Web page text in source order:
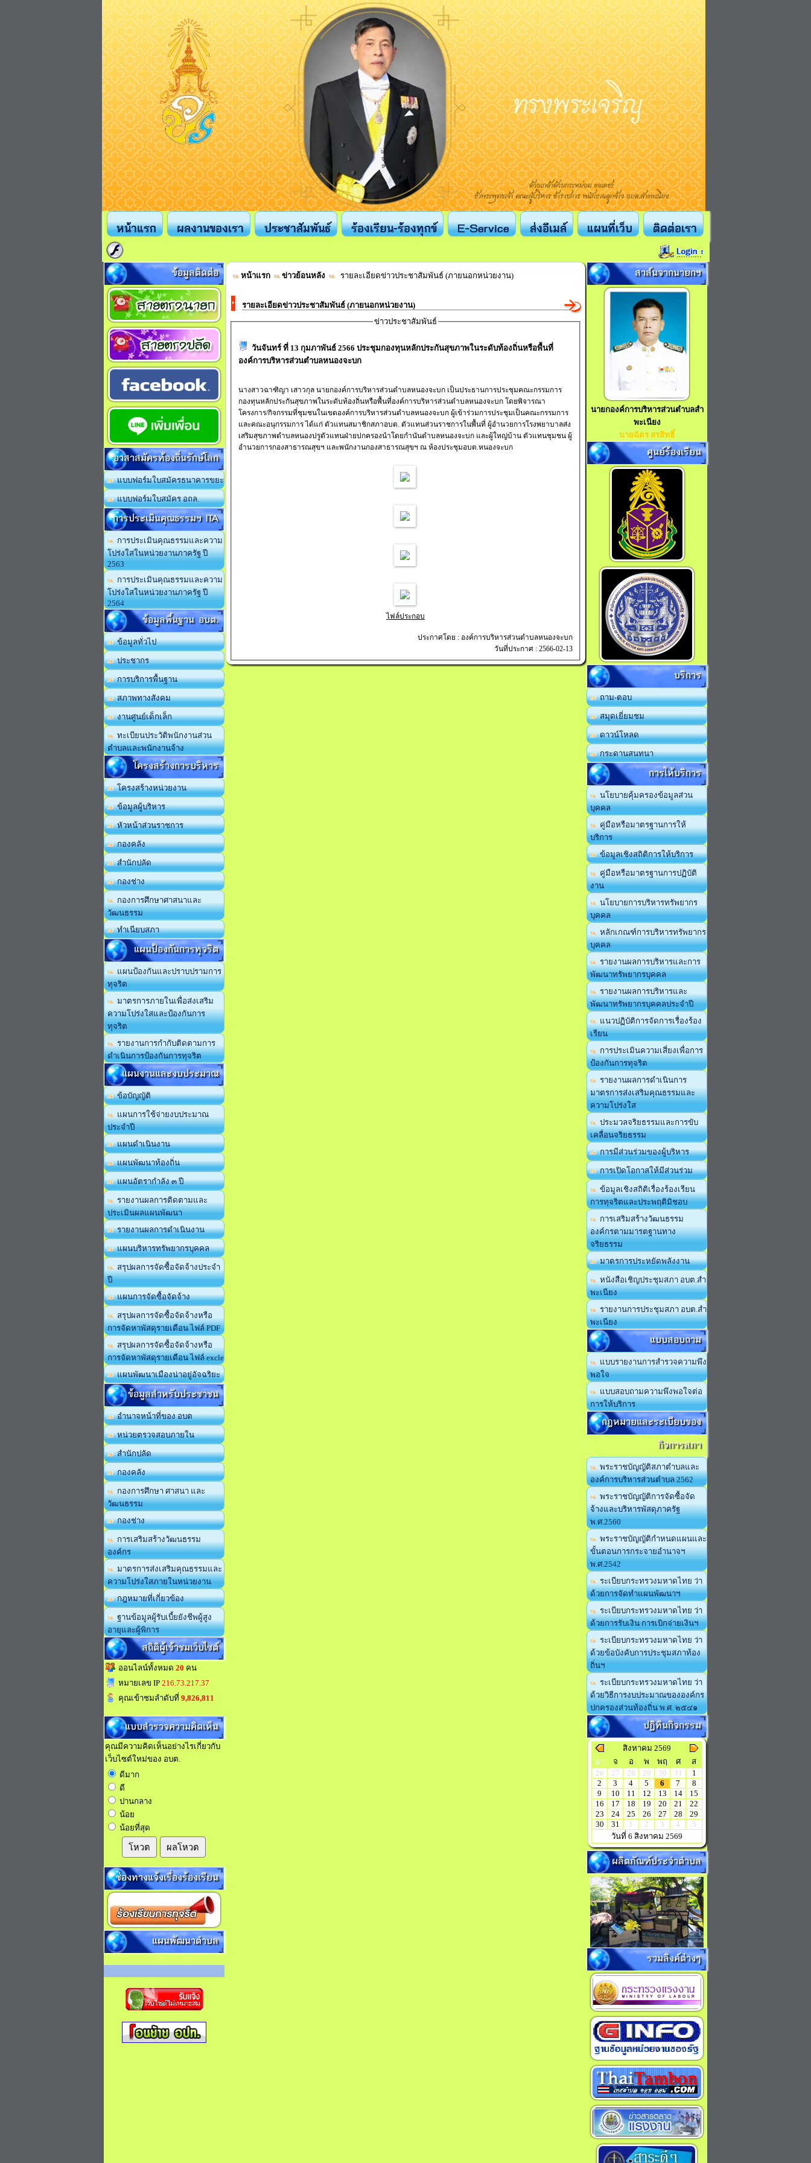
หน้าแรก ผลงานของเรา ประชาสัมพันธ์ ร้องเรียน-ร้องทุกข์ E-Service ส่งอีเมล์ แผนที่เว็บ ติดต่อเรา
ข้อมูลติดต่อ
อาสาสมัครท้องถิ่นรักษ์โลก
แบบฟอร์มใบสมัครธนาคารขยะ
แบบฟอร์มใบสมัคร อถล.
การประเมินคุณธรรมฯ ITA
การประเมินคุณธรรมและความ
โปร่งใสในหน่วยงานภาครัฐ ปี
2563
การประเมินคุณธรรมและความ
โปร่งใสในหน่วยงานภาครัฐ ปี
2564
ข้อมูลพื้นฐาน อบต.
ข้อมูลทั่วไป
ประชากร
การบริการพื้นฐาน
สภาพทางสังคม
งานศูนย์เด็กเล็ก
ทะเบียนประวัติพนักงานส่วน
ตำบลและพนักงานจ้าง
โครงสร้างการบริหาร
โครงสร้างหน่วยงาน
ข้อมูลผู้บริหาร
หัวหน้าส่วนราชการ
กองคลัง
สำนักปลัด
กองช่าง
กองการศึกษาศาสนาและ
วัฒนธรรม
ทำเนียบสภา
แผนป้องกันการทุจริต
แผนป้องกันและปราบปรามการ
ทุจริต
มาตรการภายในเพื่อส่งเสริม
ความโปร่งใสและป้องกันการ
ทุจริต
รายงานการกำกับติดตามการ
ดำเนินการป้องกันการทุจริต
แผนงานและงบประมาณ
ข้อบัญญัติ
แผนการใช้จ่ายงบประมาณ
ประจำปี
แผนดำเนินงาน
แผนพัฒนาท้องถิ่น
แผนอัตรากำลัง ๓ ปี
รายงานผลการติดตามและ
ประเมินผลแผนพัฒนา
รายงานผลการดำเนินงาน
แผนบริหารทรัพยากรบุคคล
สรุปผลการจัดซื้อจัดจ้างประจำ
ปี
แผนการจัดซื้อจัดจ้าง
สรุปผลการจัดซื้อจัดจ้างหรือ
การจัดหาพัสดุรายเดือน ไฟล์ PDF
สรุปผลการจัดซื้อจัดจ้างหรือ
การจัดหาพัสดุรายเดือน ไฟล์ excle
แผนพัฒนาเมืองน่าอยู่อัจฉริยะ
ข้อมูลสำหรับประชาชน
อำนาจหน้าที่ของ อบต
หน่วยตรวจสอบภายใน
สำนักปลัด
กองคลัง
กองการศึกษา ศาสนา และ
วัฒนธรรม
กองช่าง
การเสริมสร้างวัฒนธรรม
องค์กร
มาตรการส่งเสริมคุณธรรมและ
ความโปร่งใสภายในหน่วยงาน
กฎหมายที่เกี่ยวข้อง
ฐานข้อมูลผู้รับเบี้ยยังชีพผู้สูง
อายุและผู้พิการ
สถิติผู้เข้าชมเว็บไซต์
ออนไลน์ทั้งหมด 20 คน
หมายเลข IP 216.73.217.37
คุณเข้าชมลำดับที่ 9,826,811
แบบสำรวจความคิดเห็น
คุณมีความคิดเห็นอย่างไรเกี่ยวกับ
เว็บไซต์ใหม่ของ อบต.
ดีมาก
ดี
ปานกลาง
น้อย
น้อยที่สุด
โหวต ผลโหวต
ช่องทางแจ้งเรื่องร้องเรียน
แผนพัฒนาตำบล
หน้าแรก ข่าวย้อนหลัง รายละเอียดข่าวประชาสัมพันธ์ (ภายนอกหน่วยงาน)
รายละเอียดข่าวประชาสัมพันธ์ (ภายนอกหน่วยงาน)
ข่าวประชาสัมพันธ์
วันจันทร์ ที่ 13 กุมภาพันธ์ 2566 ประชุมกองทุนหลักประกันสุขภาพในระดับท้องถิ่นหรือพื้นที่
องค์การบริหารส่วนตำบลหนองจะบก
นางสาวฉาฑิญา เสาวกุล นายกองค์การบริหารส่วนตำบลหนองจะบก เป็นประธานการประชุมคณะกรรมการ
กองทุนหลักประกันสุขภาพในระดับท้องถิ่นหรือพื้นที่องค์การบริหารส่วนตำบลหนองจะบก โดยพิจารณา
โครงการ/กิจกรรมที่ชุมชนในเขตองค์การบริหารส่วนตำบลหนองจะบก ผู้เข้าร่วมการประชุมเป็นคณะกรรมการ
และคณะอนุกรรมการ ได้แก่ ตัวแทนสมาชิกสภาอบต. ตัวแทนส่วนราชการในพื้นที่ ผู้อำนวยการโรงพยาบาลส่ง
เสริมสุขภาพตำบลหนองปรูตัวแทนฝ่ายปกครองนำโดยกำนันตำบลหนองจะบก และผู้ใหญ่บ้าน ตัวแทนชุมชน ผู้
อำนวยการกองสาธารณสุขฯ และพนักงานกองสาธารณสุขฯ ณ ห้องประชุมอบต.หนองจะบก
ไฟล์ประกอบ
ประกาศโดย : องค์การบริหารส่วนตำบลหนองจะบก
วันที่ประกาศ : 2566-02-13
สาส์นจากนายกฯ
นายกองค์การบริหารส่วนตำบลสำ
พะเนียง
นายฉัตร สรสิทธิ์
ศูนย์ร้องเรียน
บริการ
ถาม-ตอบ
สมุดเยี่ยมชม
ดาวน์โหลด
กระดานสนทนา
การให้บริการ
นโยบายคุ้มครองข้อมูลส่วน
บุคคล
คู่มือหรือมาตรฐานการให้
บริการ
ข้อมูลเชิงสถิติการให้บริการ
คู่มือหรือมาตรฐานการปฏิบัติ
งาน
นโยบายการบริหารทรัพยากร
บุคคล
หลักเกณฑ์การบริหารทรัพยากร
บุคคล
รายงานผลการบริหารและการ
พัฒนาทรัพยากรบุคคล
รายงานผลการบริหารและ
พัฒนาทรัพยากรบุคคลประจำปี
แนวปฏิบัติการจัดการเรื่องร้อง
เรียน
การประเมินความเสี่ยงเพื่อการ
ป้องกันการทุจริต
รายงานผลการดำเนินการ
มาตรการส่งเสริมคุณธรรมและ
ความโปร่งใส
ประมวลจริยธรรมและการขับ
เคลื่อนจริยธรรม
การมีส่วนร่วมของผู้บริหาร
การเปิดโอกาสให้มีส่วนร่วม
ข้อมูลเชิงสถิติเรื่องร้องเรียน
การทุจริตและประพฤติมิชอบ
การเสริมสร้างวัฒนธรรม
องค์กรตามมารตฐานทาง
จริยธรรม
มาตรการประหยัดพลังงาน
หนังสือเชิญประชุมสภา อบต.สำ
พะเนียง
รายงานการประชุมสภา อบต.สำ
พะเนียง
แบบสอบถาม
แบบรายงานการสำรวจความพึง
พอใจ
แบบสอบถามความพึงพอใจต่อ
การให้บริการ
กฏหมายและระเบียบของ
กิจการสภา
พระราชบัญญัติสภาตำบลและ
องค์การบริหารส่วนตำบล 2562
พระราชบัญญัติการจัดซื้อจัด
จ้างและบริหารพัสดุภาครัฐ
พ.ศ.2560
พระราชบัญญัติกำหนดแผนและ
ขั้นตอนการกระจายอำนาจฯ
พ.ศ.2542
ระเบียบกระทรวงมหาดไทย ว่า
ด้วยการจัดทำแผนพัฒนาฯ
ระเบียบกระทรวงมหาดไทย ว่า
ด้วยการรับเงิน การเบิกจ่ายเงินฯ
ระเบียบกระทรวงมหาดไทย ว่า
ด้วยข้อบังคับการประชุมสภาท้อง
ถิ่นฯ
ระเบียบกระทรวงมหาดไทย ว่า
ด้วยวิธีการงบประมาณขององค์กร
ปกครองส่วนท้องถิ่น พ.ศ. ๒๕๔๑
ปฏิทินกิจกรรม
สิงหาคม 2569
อา
จ อ พ พฤ ศ
ส
26
27 28 29 30 31
1
2
3 4 5 6 7
8
9
10 11 12 13 14
15
16
17 18 19 20 21
22
23
24 25 26 27 28
29
30
31 1 2 3 4
5
วันที่ 6 สิงหาคม 2569
ผลิตภัณฑ์ประจำตำบล
รวมลิงค์ต่างๆ